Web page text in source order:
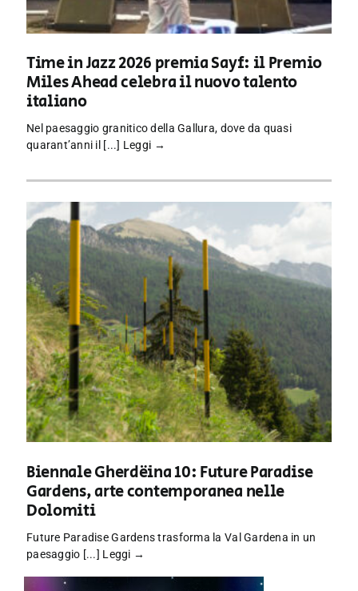
Time in Jazz 2026 premia Sayf: il Premio
Miles Ahead celebra il nuovo talento
italiano
Nel paesaggio granitico della Gallura, dove da quasi
quarant’anni il [...] Leggi →
Biennale Gherdëina 10: Future Paradise
Gardens, arte contemporanea nelle
Dolomiti
Future Paradise Gardens trasforma la Val Gardena in un
paesaggio [...] Leggi →